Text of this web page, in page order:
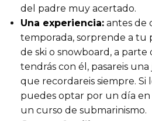
del padre muy acertado.
Una experiencia: antes de
temporada, sorprende a tu
de ski o snowboard, a
tendrás con él, pasareis
que recordareis siempre. Si
puedes optar por un día
un curso de submarinismo.